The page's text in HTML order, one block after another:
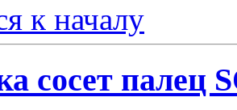
к началу
сосет палец